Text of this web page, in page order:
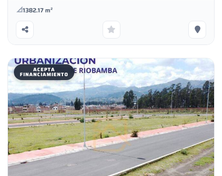
1382.17 m²
ACEPTA
FINANCIAMIENTO